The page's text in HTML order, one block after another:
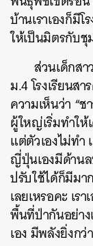
บ้านเราเองก็มี
ให้เป็นมิตรกับ
ส่วนเด็กส
ม.4 โรงเรียนส
ความเห็นว่า “
ผู้ใหญ่เริ่มทำใ
แต่ตัวเองไม่ทำ
ญี่ปุ่นเองมีด้าน
ปรับใช้ได้ก็มีมา
เลยเหรอคะ เร
พื้นที่ป่ากันอย่า
เอง มีพลังยิ่งกว่